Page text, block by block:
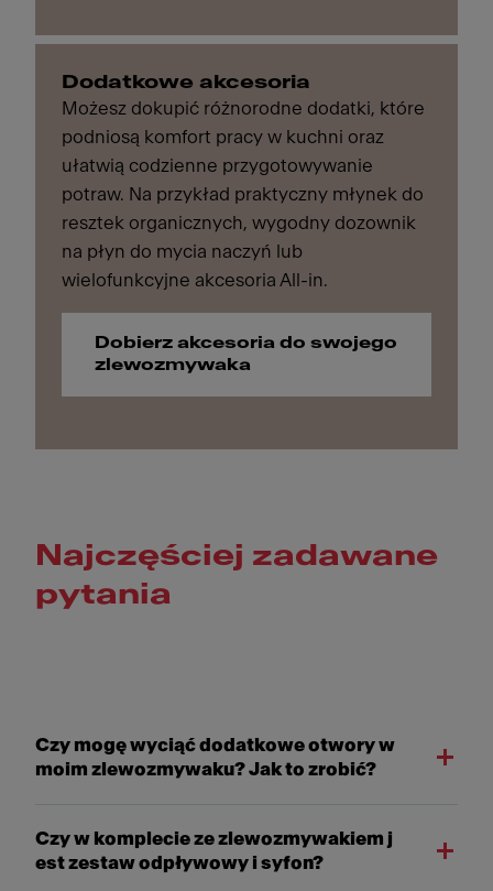
Dodatkowe akcesoria
Możesz dokupić różnorodne dodatki, które
podniosą komfort pracy w kuchni oraz
ułatwią codzienne przygotowywanie
potraw. Na przykład praktyczny młynek do
resztek organicznych, wygodny dozownik
na płyn do mycia naczyń lub
wielofunkcyjne akcesoria All-in.
Dobierz akcesoria do swojego
zlewozmywaka
Najczęściej zadawane
pytania
Czy mogę wyciąć dodatkowe otwory w
moim zlewozmywaku? Jak to zrobić?
Czy w komplecie ze zlewozmywakiem j
est zestaw odpływowy i syfon?